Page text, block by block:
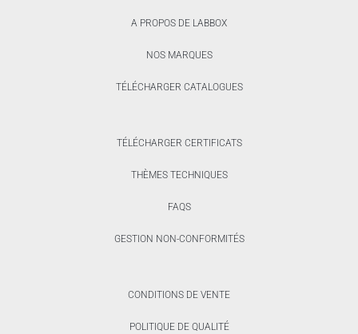
A PROPOS DE LABBOX
NOS MARQUES
TÉLÉCHARGER CATALOGUES
TÉLÉCHARGER CERTIFICATS
THÈMES TECHNIQUES
FAQS
GESTION NON-CONFORMITÉS
CONDITIONS DE VENTE
POLITIQUE DE QUALITÉ